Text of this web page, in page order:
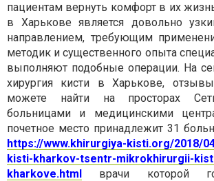
пациентам вернуть комфорт в их
в Харькове является довольно
направлением, требующим
методик и существенного опыта
выполняют подобные операции. На
хирургия кисти в Харькове,
можете найти на просторах
больницами и медицинскими
почетное место принадлежит 31
https://www.khirurgiya-kisti.org/2018/
kisti-kharkov-tsentr-mikrokhirurgii-
kharkove.html
врачи которой